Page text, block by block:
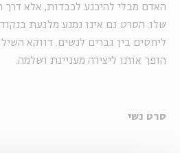
האדם מבלי להיכנע לכבדות, אלא דרך
שלו. הסרט גם אינו נמנע מלגעת
ליחסים בין גברים לנשים. דווקא
הופך אותו ליצירה מעניינת ושלמה.
סרט נשי